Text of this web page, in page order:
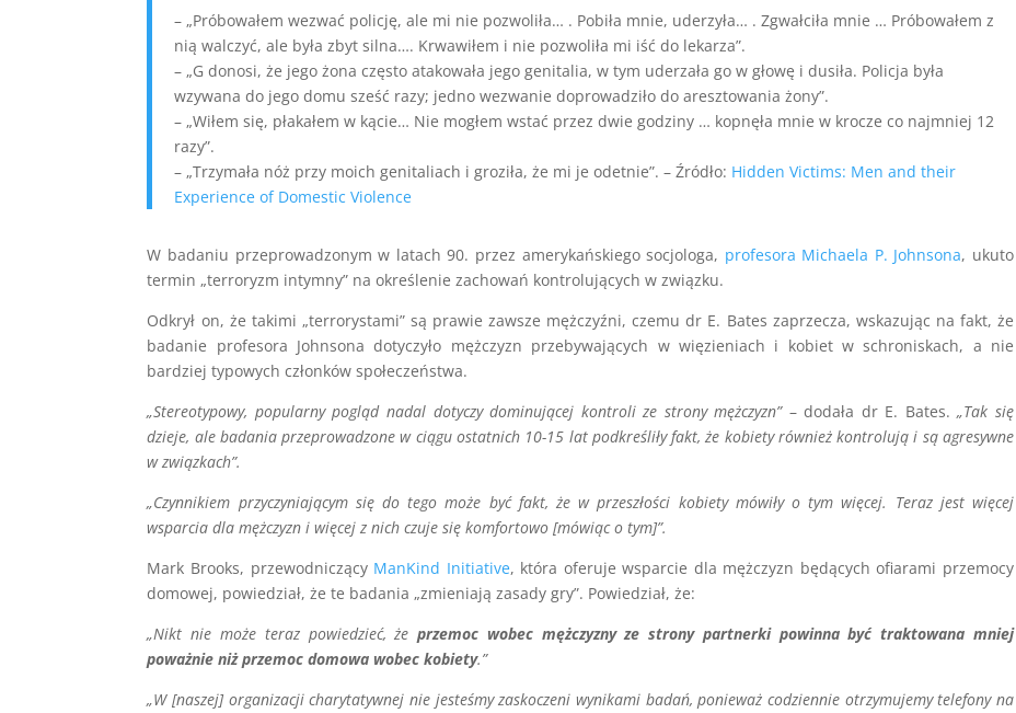
– „Próbowałem wezwać policję, ale mi nie pozwoliła… . Pobiła mnie, uderzyła… . Zgwałciła mnie … Próbowałem z
nią walczyć, ale była zbyt silna…. Krwawiłem i nie pozwoliła mi iść do lekarza”.
– „G donosi, że jego żona często atakowała jego genitalia, w tym uderzała go w głowę i dusiła. Policja była
wzywana do jego domu sześć razy; jedno wezwanie doprowadziło do aresztowania żony”.
– „Wiłem się, płakałem w kącie… Nie mogłem wstać przez dwie godziny … kopnęła mnie w krocze co najmniej 12
razy”.
– „Trzymała nóż przy moich genitaliach i groziła, że mi je odetnie”. – Źródło: Hidden Victims: Men and their
Experience of Domestic Violence
W badaniu przeprowadzonym w latach 90. przez amerykańskiego socjologa, profesora Michaela P. Johnsona, ukuto
termin „terroryzm intymny” na określenie zachowań kontrolujących w związku.
Odkrył on, że takimi „terrorystami” są prawie zawsze mężczyźni, czemu dr E. Bates zaprzecza, wskazując na fakt, że
badanie profesora Johnsona dotyczyło mężczyzn przebywających w więzieniach i kobiet w schroniskach, a nie
bardziej typowych członków społeczeństwa.
„Stereotypowy, popularny pogląd nadal dotyczy dominującej kontroli ze strony mężczyzn”– dodała dr E. Bates.„Tak się
dzieje, ale badania przeprowadzone w ciągu ostatnich 10-15 lat podkreśliły fakt, że kobiety również kontrolują i są agresywne
w związkach”.
„Czynnikiem przyczyniającym się do tego może być fakt, że w przeszłości kobiety mówiły o tym więcej. Teraz jest więcej
wsparcia dla mężczyzn i więcej z nich czuje się komfortowo [mówiąc o tym]”.
Mark Brooks, przewodniczący ManKind Initiative, która oferuje wsparcie dla mężczyzn będących ofiarami przemocy
domowej, powiedział, że te badania „zmieniają zasady gry”. Powiedział, że:
„Nikt nie może teraz powiedzieć, żeprzemoc wobec mężczyzny ze strony partnerki powinna być traktowana mniej
poważnie niż przemoc domowa wobec kobiety.”
„W [naszej] organizacji charytatywnej nie jesteśmy zaskoczeni wynikami badań, ponieważ codziennie otrzymujemy telefony na